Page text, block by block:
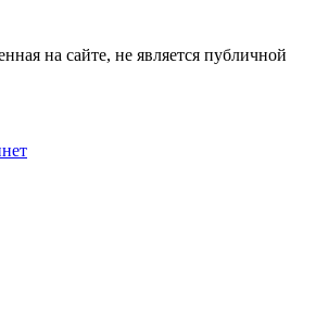
на сайте, не является публичной